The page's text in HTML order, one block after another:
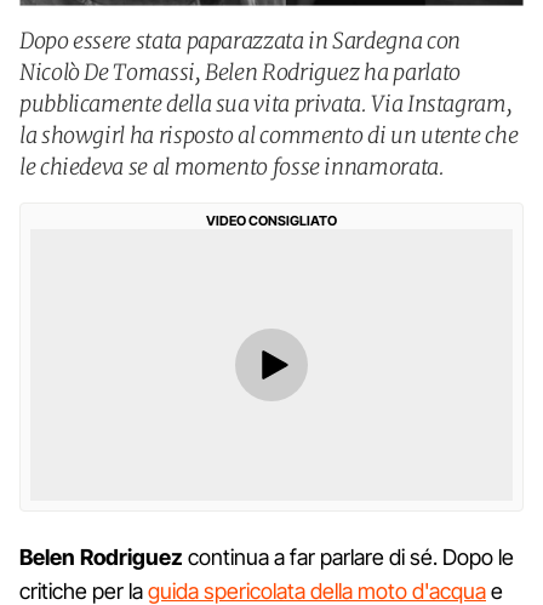
Dopo essere stata paparazzata in Sardegna con
Nicolò De Tomassi, Belen Rodriguez ha parlato
pubblicamente della sua vita privata. Via Instagram,
la showgirl ha risposto al commento di un utente che
le chiedeva se al momento fosse innamorata.
VIDEO CONSIGLIATO
Belen Rodriguez continua a far parlare di sé. Dopo le
critiche per laguida spericolata della moto d'acquae